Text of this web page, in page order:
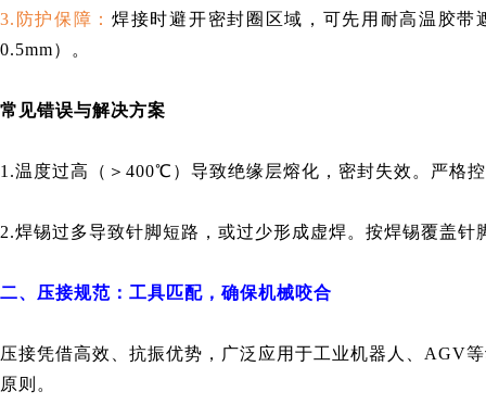
3.防护保障：焊接时避开密封圈区域，可先用耐高温胶
0.5mm）。
常见错误与解决方案
1.温度过高（＞400℃）导致绝缘层熔化，密封失效。严格
2.焊锡过多导致针脚短路，或过少形成虚焊。按焊锡覆盖
二、压接规范：工具匹配，确保机械咬合
压接凭借高效、抗振优势，广泛应用于工业机器人、AGV
原则。